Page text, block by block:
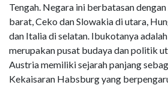
Tengah. Negara ini berbatasan
barat, Ceko dan Slowakia di utara,
dan Italia di selatan. Ibukotanya
merupakan pusat budaya dan politik
Austria memiliki sejarah panjang
Kekaisaran Habsburg yang